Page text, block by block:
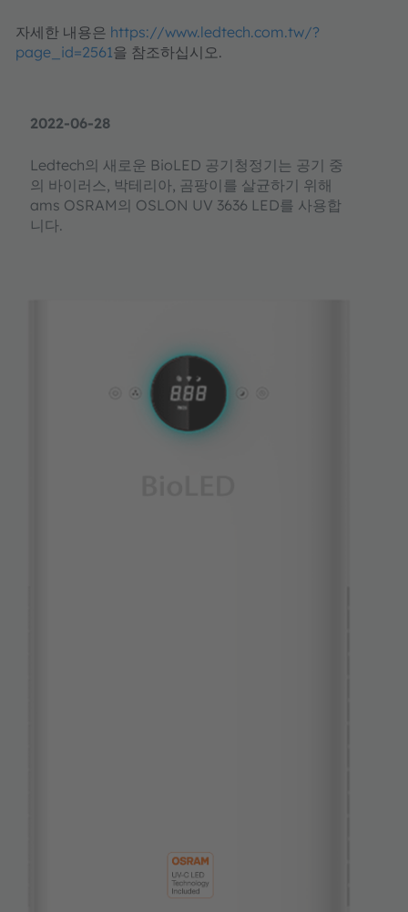
2022-06-28
Ledtech의 새로운 BioLED 공기청정기는 공기 중
의 바이러스, 박테리아, 곰팡이를 살균하기 위해
ams OSRAM의 OSLON UV 3636 LED를 사용합
니다.
자세한 내용은 https://www.ledtech.com.tw/?
page_id=2561을 참조하십시오.